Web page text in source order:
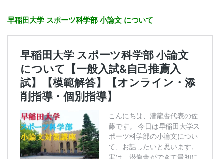
早稲田大学 スポーツ科学部 小論文 について